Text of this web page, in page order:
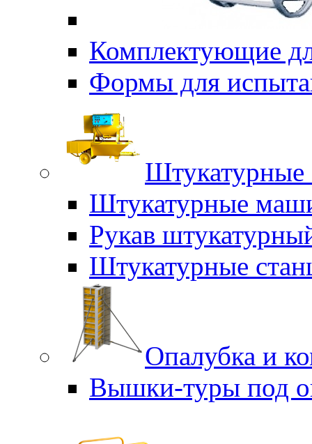
Комплектующие
Формы для
Штукатурные
Штукатурные
Рукав
Штукатурные
Опалубка и
Вышки-туры под